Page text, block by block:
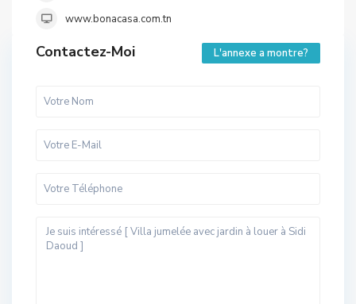
www.bonacasa.com.tn
Contactez-Moi L'annexe a montre?